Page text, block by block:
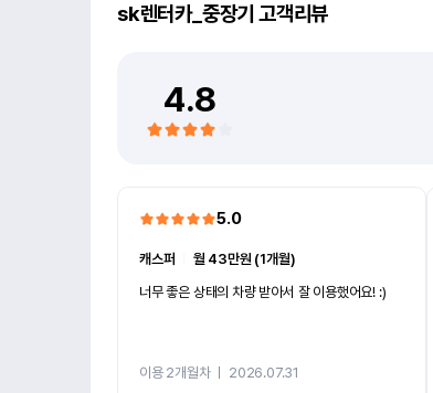
sk렌터카_중장기 고객리뷰
4.8
5.0
캐스퍼
월 43만원 (1개월)
너무 좋은 상태의 차량 받아서 잘 이용했어요! :)
이용 2개월차ㅣ 2026.07.31